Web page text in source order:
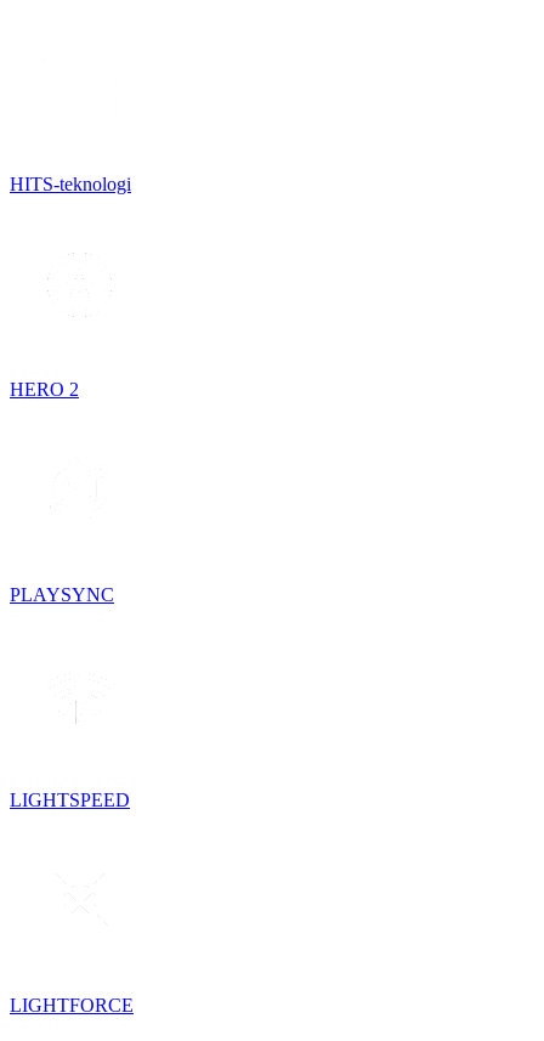
HITS-teknologi
HERO 2
PLAYSYNC
LIGHTSPEED
LIGHTFORCE